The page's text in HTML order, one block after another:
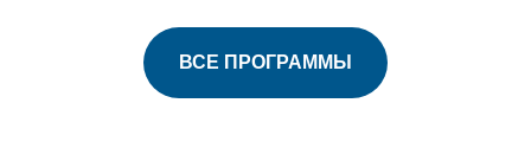
ВСЕ ПРОГРАММЫ